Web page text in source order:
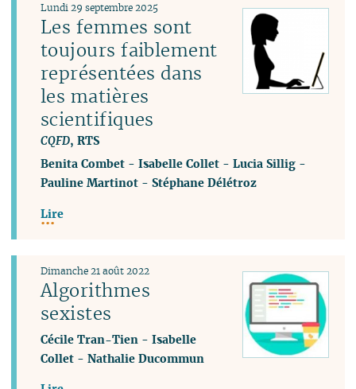
Les femmes sont
toujours faiblement
représentées dans
les matières
scientifiques
CQFD, RTS
Lundi 29 septembre 2025
Benita Combet -Isabelle Collet -Lucia Sillig -
Pauline Martinot -Stéphane Délétroz
Lire
Algorithmes
sexistes
Dimanche 21 août 2022
Cécile Tran-Tien -Isabelle
Collet -Nathalie Ducommun